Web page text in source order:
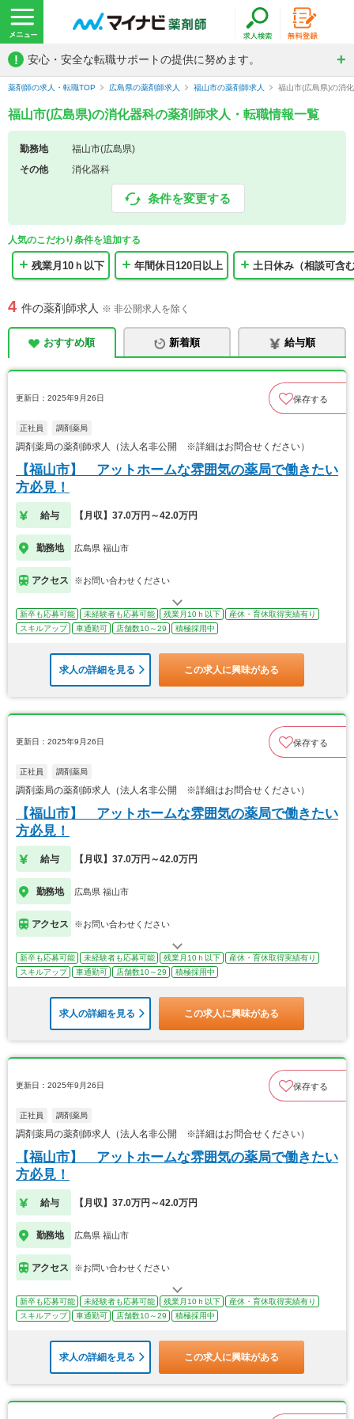
! 安心・安全な転職サポートの提供に努めます。
薬剤師の求人・転職TOP 広島県の薬剤師求人 福山市の薬剤師求人 福山市(広島県)の消
福山市(広島県)の消化器科の薬剤師求人・転職情報一覧
勤務地
福山市(広島県)
その他
消化器科
条件を変更する
人気のこだわり条件を追加する
残業月10ｈ以下 年間休日120日以上 土日休み（相談可含
4 件の薬剤師求人 ※ 非公開求人を除く
おすすめ順 新着順 給与順
更新日：2025年9月26日 保存する
正社員 調剤薬局
調剤薬局の薬剤師求人（法人名非公開 ※詳細はお問合せください）
【福山市】 アットホームな雰囲気の薬局で働きたい
方必見！
給与 【月収】37.0万円～42.0万円
勤務地 広島県 福山市
アクセス ※お問い合わせください
新卒も応募可能 未経験者も応募可能 残業月10ｈ以下
産休・育休取得実績有り
スキルアップ
車通勤可 店舗数10～29 積極採用中
求人の詳細を見る この求人に興味がある
更新日：2025年9月26日 保存する
正社員 調剤薬局
調剤薬局の薬剤師求人（法人名非公開 ※詳細はお問合せください）
【福山市】 アットホームな雰囲気の薬局で働きたい
方必見！
給与 【月収】37.0万円～42.0万円
勤務地 広島県 福山市
アクセス ※お問い合わせください
新卒も応募可能 未経験者も応募可能 残業月10ｈ以下
産休・育休取得実績有り
スキルアップ
車通勤可 店舗数10～29 積極採用中
求人の詳細を見る この求人に興味がある
更新日：2025年9月26日 保存する
正社員 調剤薬局
調剤薬局の薬剤師求人（法人名非公開 ※詳細はお問合せください）
【福山市】 アットホームな雰囲気の薬局で働きたい
方必見！
給与 【月収】37.0万円～42.0万円
勤務地 広島県 福山市
アクセス ※お問い合わせください
新卒も応募可能 未経験者も応募可能 残業月10ｈ以下
産休・育休取得実績有り
スキルアップ
車通勤可 店舗数10～29 積極採用中
求人の詳細を見る この求人に興味がある